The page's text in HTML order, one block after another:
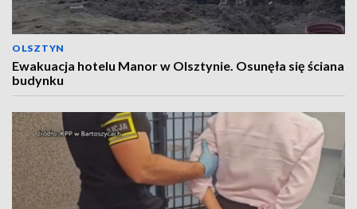
OLSZTYN
Ewakuacja hotelu Manor w Olsztynie. Osunęła się ściana
budynku